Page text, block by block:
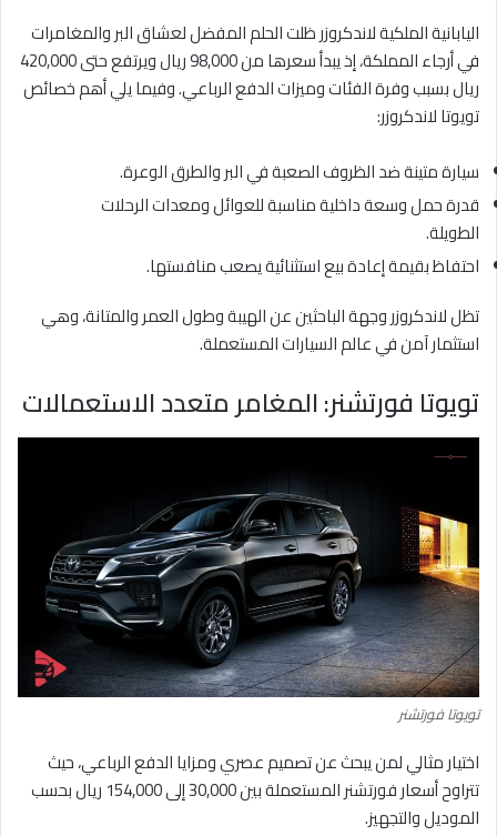
اليابانية الملكية لاندكروزر ظلت الحلم المفضل لعشاق البر والمغامرات
في أرجاء المملكة، إذ يبدأ سعرها من 98,000 ريال ويرتفع حتى 420,000
ريال بسبب وفرة الفئات وميزات الدفع الرباعي. وفيما يلي أهم خصائص
تويوتا لاندكروزر:
سيارة متينة ضد الظروف الصعبة في البر والطرق الوعرة.
قدرة حمل وسعة داخلية مناسبة للعوائل ومعدات الرحلات
الطويلة.
احتفاظ بقيمة إعادة بيع استثنائية يصعب منافستها.
تظل لاندكروزر وجهة الباحثين عن الهيبة وطول العمر والمتانة، وهي
استثمار آمن في عالم السيارات المستعملة.
تويوتا فورتشنر: المغامر متعدد الاستعمالات
تويوتا فورتشنر
اختيار مثالي لمن يبحث عن تصميم عصري ومزايا الدفع الرباعي، حيث
تتراوح أسعار فورتشنر المستعملة بين 30,000 إلى 154,000 ريال بحسب
الموديل والتجهيز.